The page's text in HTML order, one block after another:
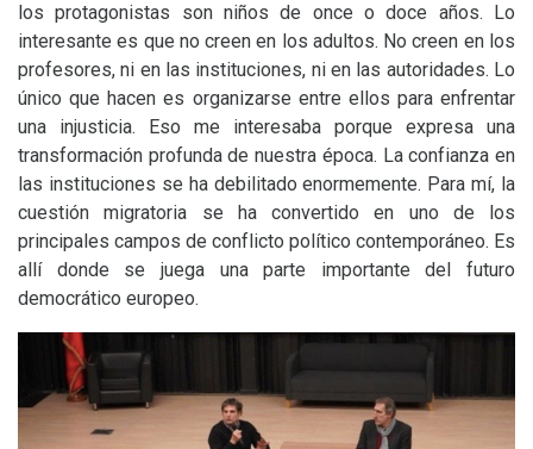
los protagonistas son niños de once o doce años. Lo
interesante es que no creen en los adultos. No creen en los
profesores, ni en las instituciones, ni en las autoridades. Lo
único que hacen es organizarse entre ellos para enfrentar
una injusticia. Eso me interesaba porque expresa una
transformación profunda de nuestra época. La confianza en
las instituciones se ha debilitado enormemente. Para mí, la
cuestión migratoria se ha convertido en uno de los
principales campos de conflicto político contemporáneo. Es
allí donde se juega una parte importante del futuro
democrático europeo.